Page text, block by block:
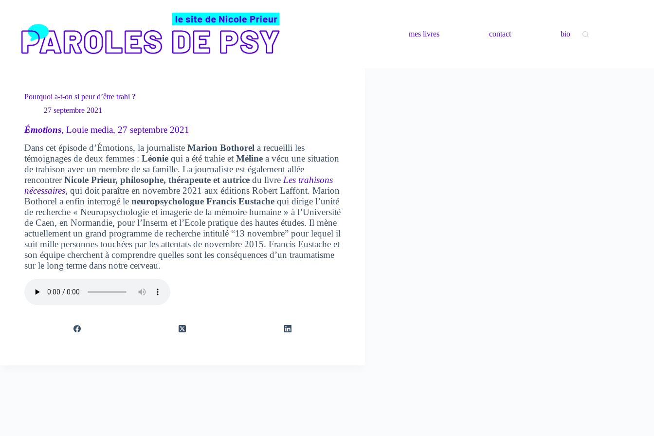
mes livres
contact bio
Pourquoi a-t-on si peur d’être trahi ?
27 septembre 2021
Émotions, Louie media, 27 septembre 2021
Dans cet épisode d’Émotions, la journaliste Marion Bothorel a recueilli les
témoignages de deux femmes : Léonie qui a été trahie et Méline a vécu une situation
de trahison avec un membre de sa famille. La journaliste est également allée
rencontrerNicole Prieur, philosophe, thérapeute et autrice du livre Les trahisons
nécessaires, qui doit paraître en novembre 2021 aux éditions Robert Laffont. Marion
Bothorel a enfin interrogé le neuropsychologue Francis Eustache qui dirige l’unité
de recherche « Neuropsychologie et imagerie de la mémoire humaine » à l’Université
de Caen, en Normandie, pour l’Inserm et l’Ecole pratique des hautes études. Il mène
actuellement un grand programme de recherche intitulé “13 novembre” pour lequel il
suit mille personnes touchées par les attentats de novembre 2015. Francis Eustache et
son équipe cherchent à comprendre quelles sont les conséquences d’un traumatisme
sur le long terme dans notre cerveau.